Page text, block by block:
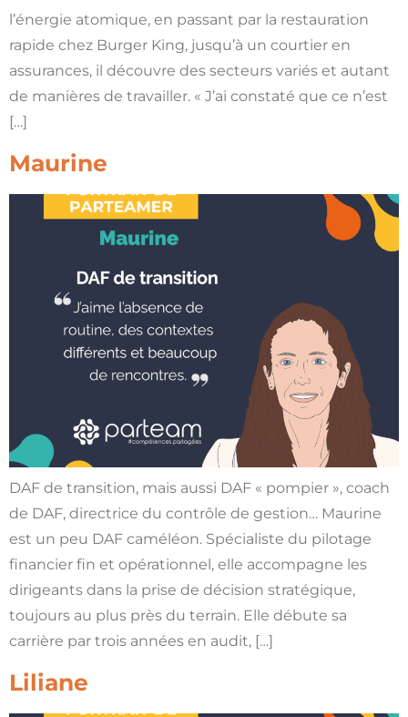
l’énergie atomique, en passant par la restauration
rapide chez Burger King, jusqu’à un courtier en
assurances, il découvre des secteurs variés et autant
de manières de travailler. « J’ai constaté que ce n’est
[…]
Maurine
DAF de transition, mais aussi DAF « pompier », coach
de DAF, directrice du contrôle de gestion… Maurine
est un peu DAF caméléon. Spécialiste du pilotage
financier fin et opérationnel, elle accompagne les
dirigeants dans la prise de décision stratégique,
toujours au plus près du terrain. Elle débute sa
carrière par trois années en audit, […]
Liliane